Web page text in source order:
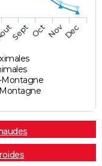
Montagne
Sept OctNovDec